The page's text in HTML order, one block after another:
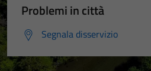
Problemi in città
Segnala disservizio